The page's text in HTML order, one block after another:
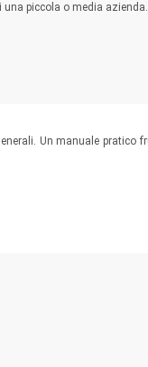
una piccola o media azienda.
Un manuale pratico